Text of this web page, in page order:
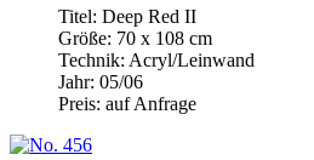
Titel: Deep Red II
Größe: 70 x 108 cm
Technik: Acryl/Leinwand
Jahr: 05/06
Preis: auf Anfrage